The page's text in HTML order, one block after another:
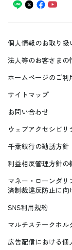
個人情報のお取り扱
法人等のお客さまの
ホームページのご利
サイトマップ
お問い合わせ
ウェブアクセシビリ
千葉銀行の勧誘方針
利益相反管理方針の
マネー・ローンダ
済制裁違反防止に向
SNS利用規約
マルチステークホル
広告配信における個